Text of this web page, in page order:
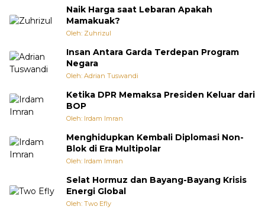
Naik Harga saat Lebaran Apakah
Mamakuak?
Oleh: Zuhrizul
Insan Antara Garda Terdepan Program
Negara
Oleh: Adrian Tuswandi
Ketika DPR Memaksa Presiden Keluar dari
BOP
Oleh: Irdam Imran
Menghidupkan Kembali Diplomasi Non-
Blok di Era Multipolar
Oleh: Irdam Imran
Selat Hormuz dan Bayang-Bayang Krisis
Energi Global
Oleh: Two Efly